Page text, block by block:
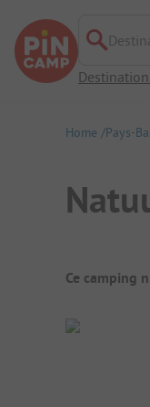
Home Pays-
Ce camping